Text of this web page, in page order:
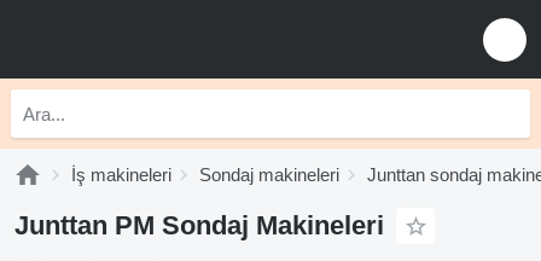
İş makineleri Sondaj makineleri Junttan sondaj
Junttan PM Sondaj Makineleri